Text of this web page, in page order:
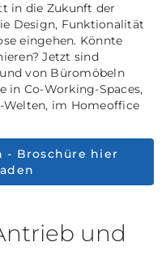
in die Zukunft der
Design, Funktionalität
eingehen. Könnte
Jetzt sind
von Büromöbeln
in Co-Working-Spaces,
Welten, im Homeoffice
- Broschüre hier
und